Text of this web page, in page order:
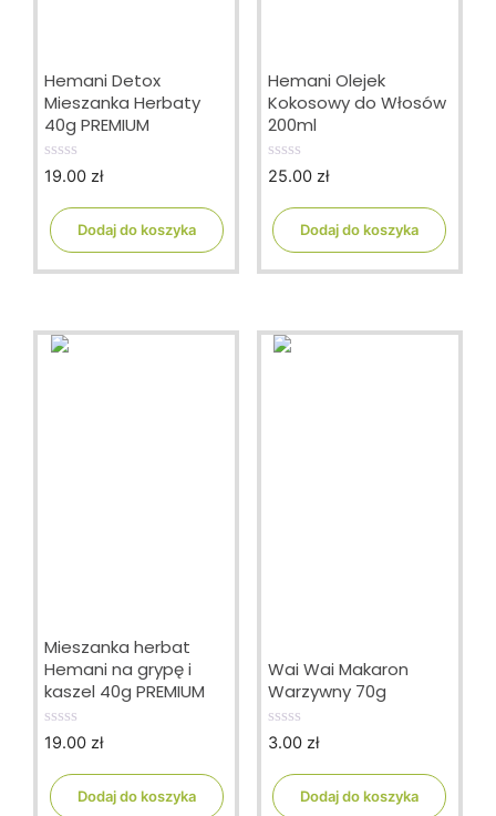
Hemani Detox
Mieszanka Herbaty
40g PREMIUM
0
o
5
19.00 zł
Dodaj do koszyka
Hemani Olejek
Kokosowy do Włosów
200ml
0
o
5
25.00 zł
Dodaj do koszyka
Mieszanka herbat
Hemani na grypę i
kaszel 40g PREMIUM
0
o
19.00 zł
Dodaj do koszyka
Wai Wai Makaron
Warzywny 70g
0
o
3.00 zł
Dodaj do koszyka